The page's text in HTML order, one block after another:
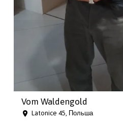
Vom Waldengold
Latonice 45, Польша